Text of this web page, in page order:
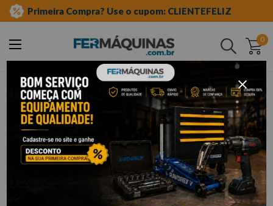
Primeira Compra? Use o cupom: CLIENTEFELIZ
0
Buscar
OOPS!
Nenhum produto encontrado
O que eu devo fazer?